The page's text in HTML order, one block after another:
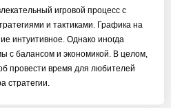
игровой процесс с
и тактиками. Графика на
интуитивное. Однако иногда
с балансом и экономикой. В целом,
провести время для любителей
стратегии.